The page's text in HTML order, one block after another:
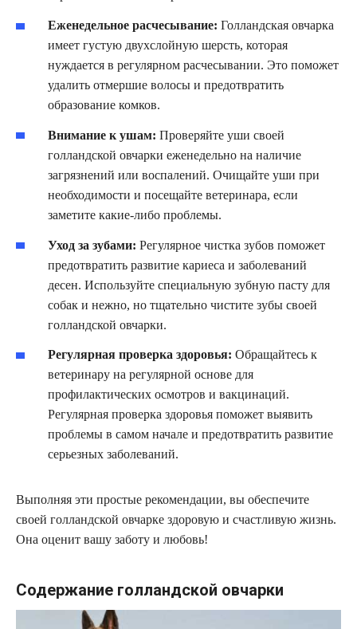
Еженедельное расчесывание: Голландская овчарка
имеет густую двухслойную шерсть, которая
нуждается в регулярном расчесывании. Это поможет
удалить отмершие волосы и предотвратить
образование комков.
Внимание к ушам: Проверяйте уши своей
голландской овчарки еженедельно на наличие
загрязнений или воспалений. Очищайте уши при
необходимости и посещайте ветеринара, если
заметите какие-либо проблемы.
Уход за зубами: Регулярное чистка зубов поможет
предотвратить развитие кариеса и заболеваний
десен. Используйте специальную зубную пасту для
собак и нежно, но тщательно чистите зубы своей
голландской овчарки.
Регулярная проверка здоровья: Обращайтесь к
ветеринару на регулярной основе для
профилактических осмотров и вакцинаций.
Регулярная проверка здоровья поможет выявить
проблемы в самом начале и предотвратить развитие
серьезных заболеваний.
Выполняя эти простые рекомендации, вы обеспечите
своей голландской овчарке здоровую и счастливую жизнь.
Она оценит вашу заботу и любовь!
Содержание голландской овчарки